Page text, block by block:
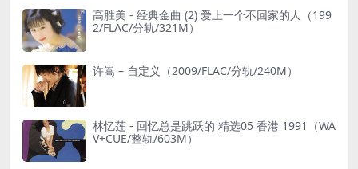
高胜美 - 经典金曲 (2) 爱上一个不回家的人（199
2/FLAC/分轨/321M）
许嵩 – 自定义（2009/FLAC/分轨/240M）
林忆莲 - 回忆总是跳跃的 精选05 香港 1991（WA
V+CUE/整轨/603M）